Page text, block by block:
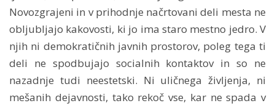
Novozgrajeni in v prihodnje načrtovani deli mesta ne
obljubljajo kakovosti, ki jo ima staro mestno jedro. V
njih ni demokratičnih javnih prostorov, poleg tega ti
deli ne spodbujajo socialnih kontaktov in so ne
nazadnje tudi neestetski. Ni uličnega življenja, ni
mešanih dejavnosti, tako rekoč vse, kar ne spada v